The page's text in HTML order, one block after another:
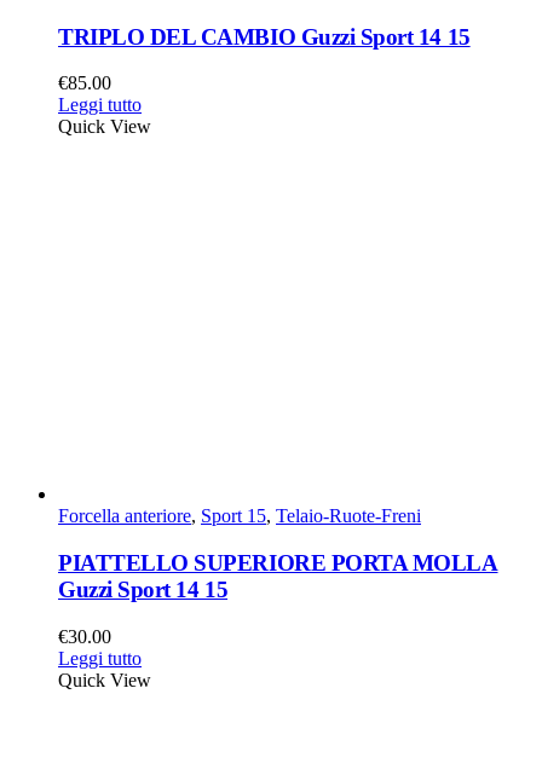
TRIPLO DEL CAMBIO Guzzi Sport 14 15
€85.00
Leggi tutto
Quick View
Forcella anteriore, Sport 15, Telaio-Ruote-Freni
PIATTELLO SUPERIORE PORTA MOLLA
Guzzi Sport 14 15
€30.00
Leggi tutto
Quick View